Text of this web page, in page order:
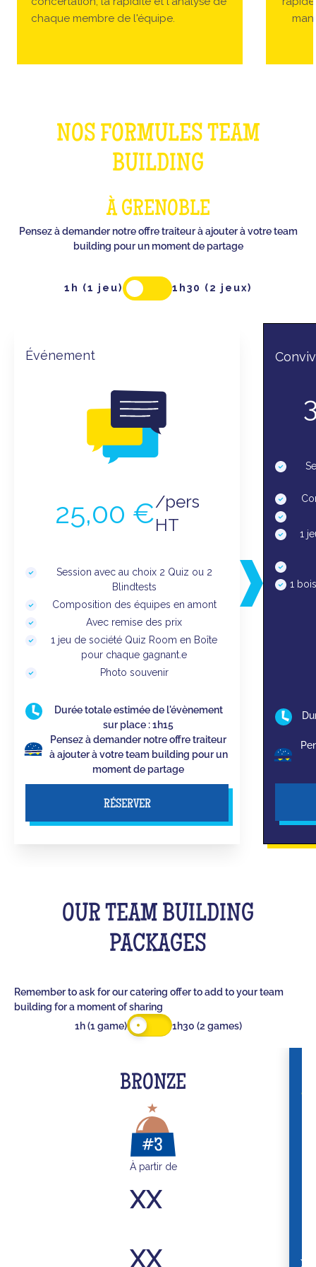
chaque membre de l'équipe.
NOS FORMULES TEAM
BUILDING
À GRENOBLE
Pensez à demander notre offre traiteur à ajouter à votre team
building pour un moment de partage
1h (1 jeu) 1h30 (2 jeux)
Événement
25,00 €/pers
HT
Session avec au choix 2 Quiz ou 2
Blindtests
Composition des équipes en amont
Avec remise des prix
1 jeu de société Quiz Room en Boîte
pour chaque gagnant.e
Photo souvenir
Durée totale estimée de l'évènement
sur place : 1h15
Pensez à demander notre offre traiteur
à ajouter à votre team building pour un
moment de partage
RÉSERVER
1
1
OUR TEAM BUILDING
PACKAGES
Remember to ask for our catering offer to add to your team
building for a moment of sharing
1h (1 game)
1h30 (2 games)
BRONZE
À partir de
XX
XX